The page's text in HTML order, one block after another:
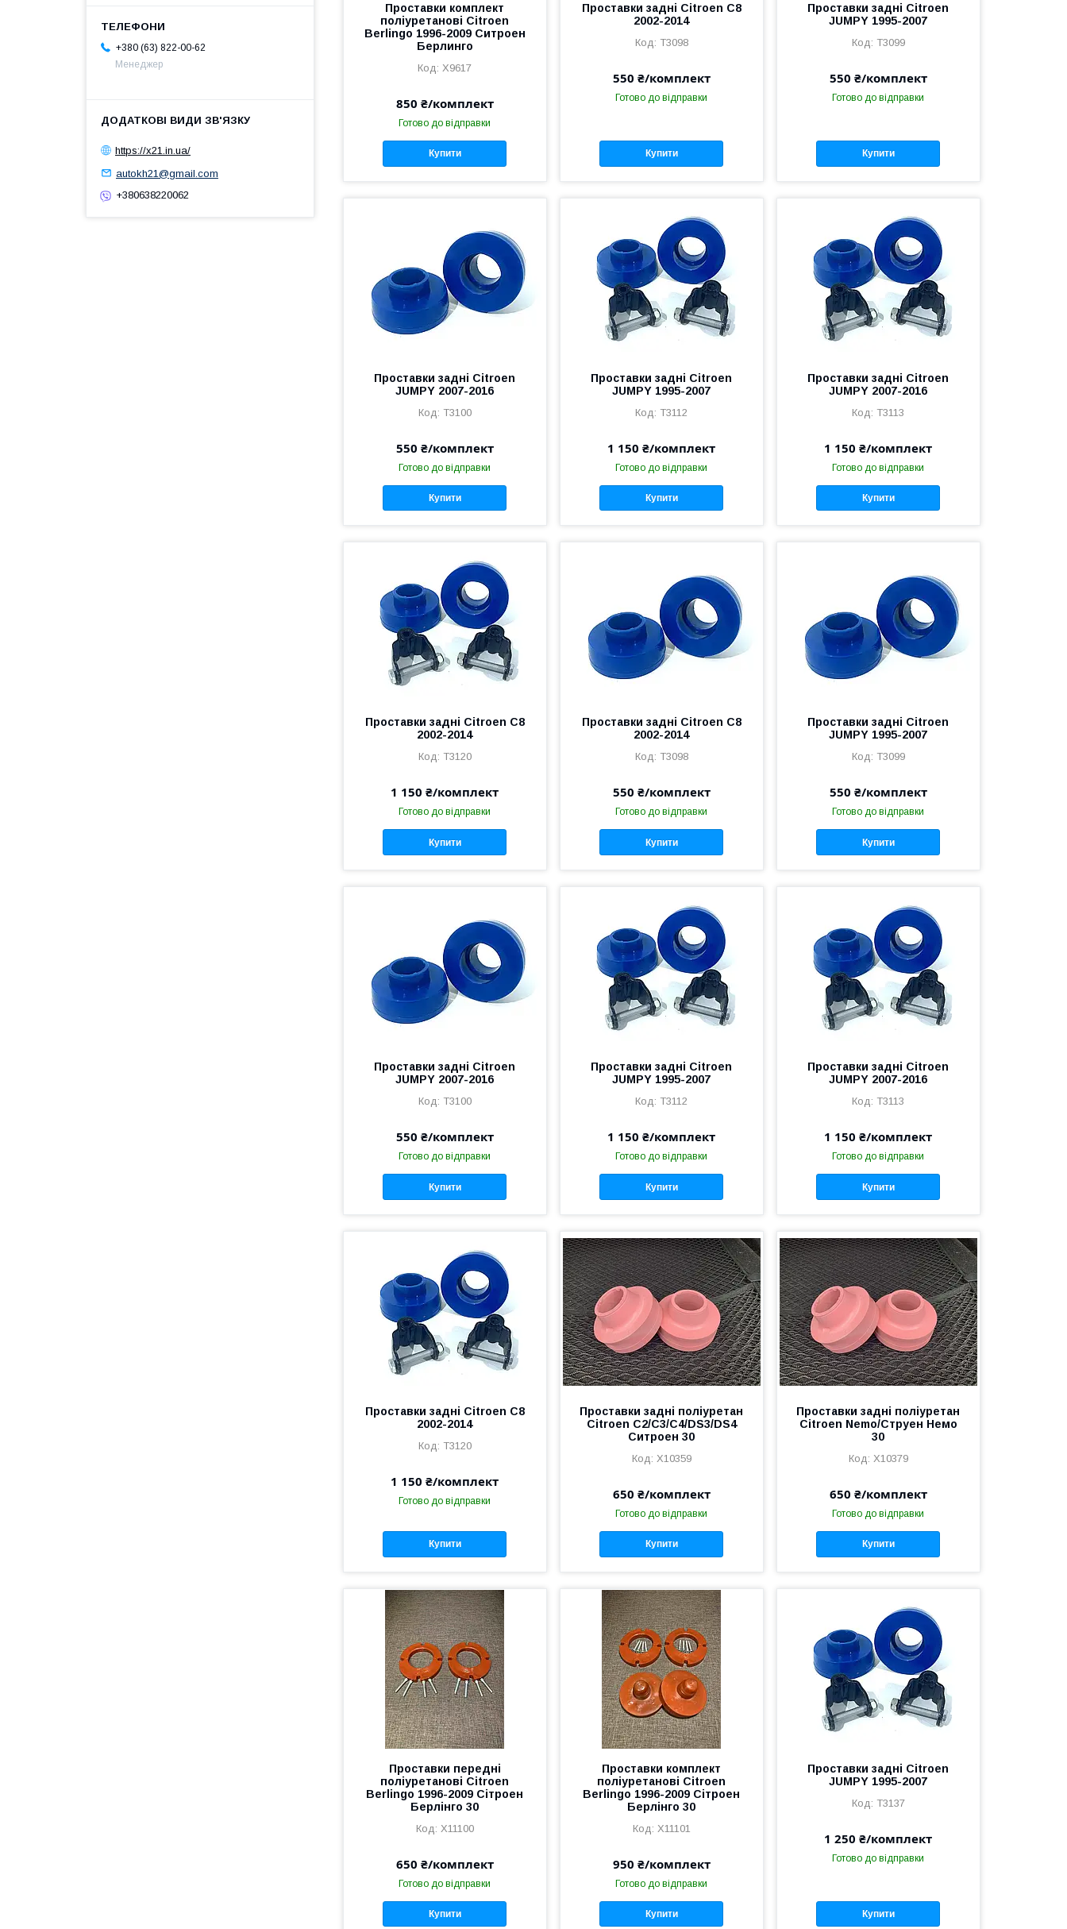
Проставки комплект
поліуретанові Citroen
Berlingo 1996-2009 Ситроен
Берлинго
X9617
850 ₴/комплект
Готово до відправки
Купити
Проставки задні Citroen C8
2002-2014
T3098
550 ₴/комплект
Готово до відправки
Купити
Проставки задні Citroen
JUMPY 1995-2007
T3099
550 ₴/комплект
Готово до відправки
Купити
Проставки задні Citroen
JUMPY 2007-2016
T3100
550 ₴/комплект
Готово до відправки
Купити
Проставки задні Citroen
JUMPY 1995-2007
T3112
1 150 ₴/комплект
Готово до відправки
Купити
Проставки задні Citroen
JUMPY 2007-2016
T3113
1 150 ₴/комплект
Готово до відправки
Купити
Проставки задні Citroen C8
2002-2014
T3120
1 150 ₴/комплект
Готово до відправки
Купити
Проставки задні Citroen C8
2002-2014
T3098
550 ₴/комплект
Готово до відправки
Купити
Проставки задні Citroen
JUMPY 1995-2007
T3099
550 ₴/комплект
Готово до відправки
Купити
Проставки задні Citroen
JUMPY 2007-2016
T3100
550 ₴/комплект
Готово до відправки
Купити
Проставки задні Citroen
JUMPY 1995-2007
T3112
1 150 ₴/комплект
Готово до відправки
Купити
Проставки задні Citroen
JUMPY 2007-2016
T3113
1 150 ₴/комплект
Готово до відправки
Купити
Проставки задні Citroen C8
2002-2014
T3120
1 150 ₴/комплект
Готово до відправки
Купити
Проставки задні поліуретан
Citroen C2/C3/C4/DS3/DS4
Ситроен 30
X10359
650 ₴/комплект
Готово до відправки
Купити
Проставки задні поліуретан
Citroen Nemo/Струен Немо
30
X10379
650 ₴/комплект
Готово до відправки
Купити
Проставки передні
поліуретанові Citroen
Berlingo 1996-2009 Сітроен
Берлінго 30
X11100
650 ₴/комплект
Готово до відправки
Купити
Проставки комплект
поліуретанові Citroen
Berlingo 1996-2009 Сітроен
Берлінго 30
X11101
950 ₴/комплект
Готово до відправки
Купити
Проставки задні Citroen
JUMPY 1995-2007
T3137
1 250 ₴/комплект
Готово до відправки
Купити
+380 (63) 822-00-62
Менеджер
https://x21.in.ua/
autokh21@gmail.com
+380638220062